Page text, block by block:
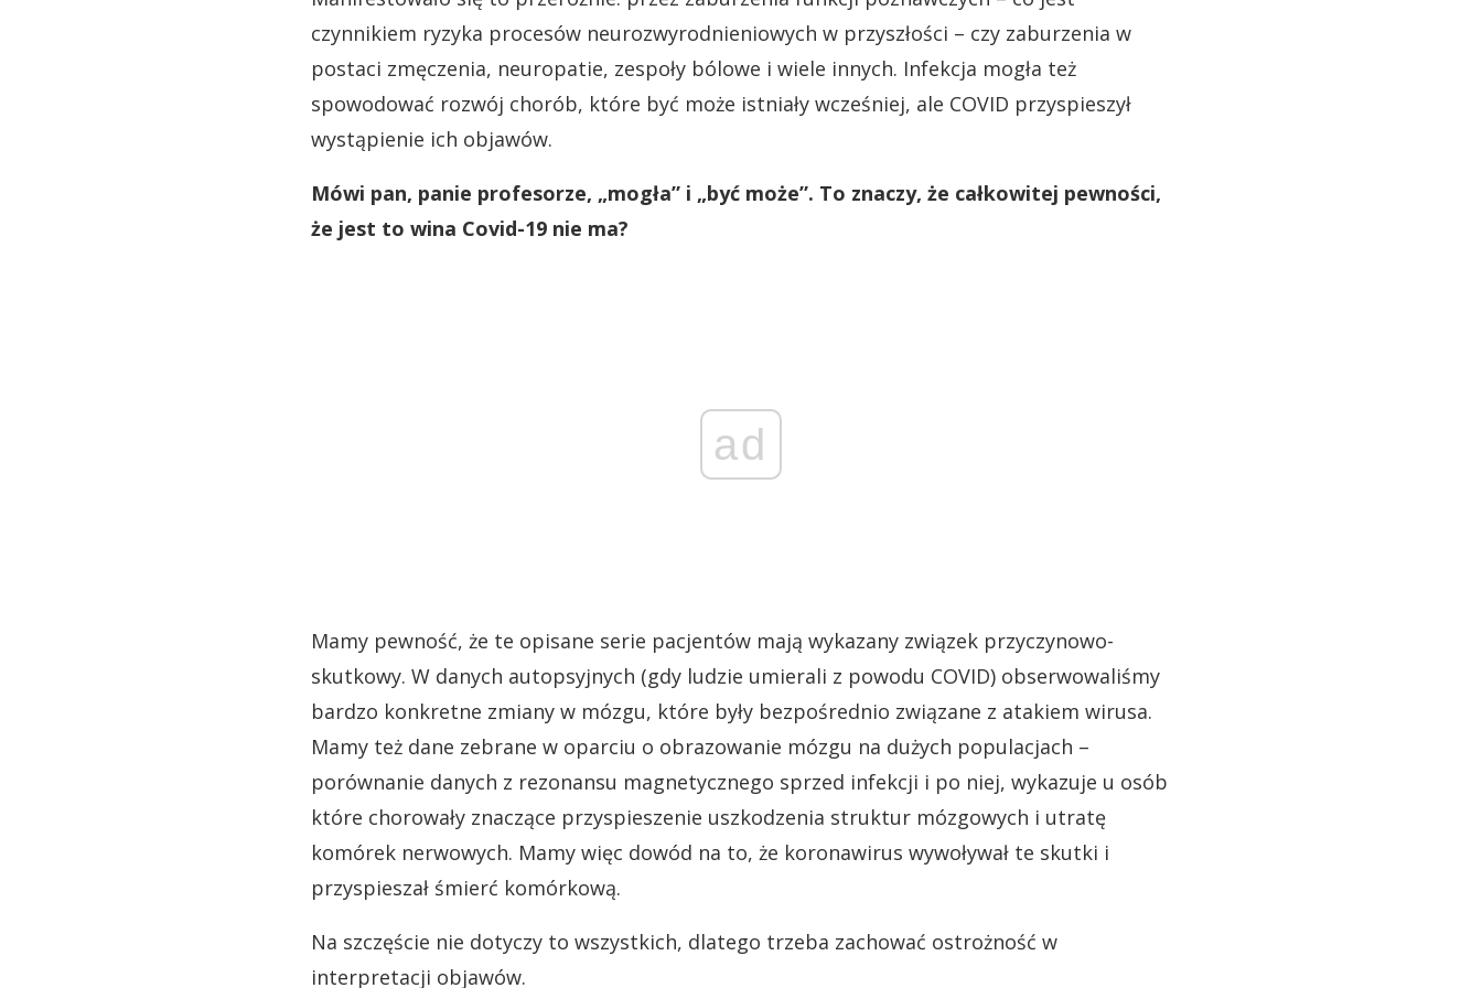
czynnikiem ryzyka procesów neurozwyrodnieniowych w przyszłości – czy zaburzenia w
postaci zmęczenia, neuropatie, zespoły bólowe i wiele innych. Infekcja mogła też
spowodować rozwój chorób, które być może istniały wcześniej, ale COVID przyspieszył
wystąpienie ich objawów.
Mówi pan, panie profesorze, „mogła” i „być może”. To znaczy, że całkowitej pewności,
że jest to wina Covid-19 nie ma?
ad
Mamy pewność, że te opisane serie pacjentów mają wykazany związek przyczynowo-
skutkowy. W danych autopsyjnych (gdy ludzie umierali z powodu COVID) obserwowaliśmy
bardzo konkretne zmiany w mózgu, które były bezpośrednio związane z atakiem wirusa.
Mamy też dane zebrane w oparciu o obrazowanie mózgu na dużych populacjach –
porównanie danych z rezonansu magnetycznego sprzed infekcji i po niej, wykazuje u osób
które chorowały znaczące przyspieszenie uszkodzenia struktur mózgowych i utratę
komórek nerwowych. Mamy więc dowód na to, że koronawirus wywoływał te skutki i
przyspieszał śmierć komórkową.
Na szczęście nie dotyczy to wszystkich, dlatego trzeba zachować ostrożność w
interpretacji objawów.